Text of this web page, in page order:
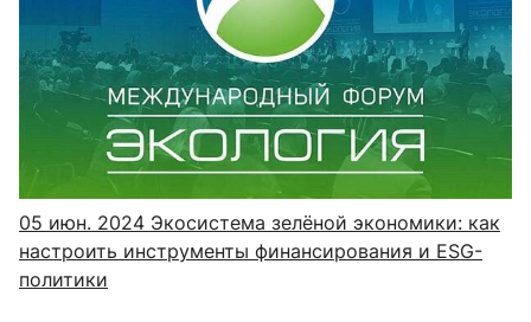
05 июн. 2024 Экосистема зелёной экономики: как
настроить инструменты финансирования и ESG-
политики